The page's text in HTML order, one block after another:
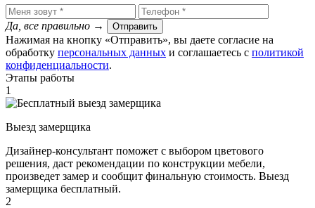
Да, все правильно → Отправить
Нажимая на кнопку «Отправить», вы даете согласие на
обработку персональных данных ​ и соглашаетесь c политикой
конфиденциальности.
Этапы работы
1
Выезд замерщика
Дизайнер-консультант поможет с выбором цветового
решения, даст рекомендации по конструкции мебели,
произведет замер и сообщит финальную стоимость. Выезд
замерщика бесплатный.
2